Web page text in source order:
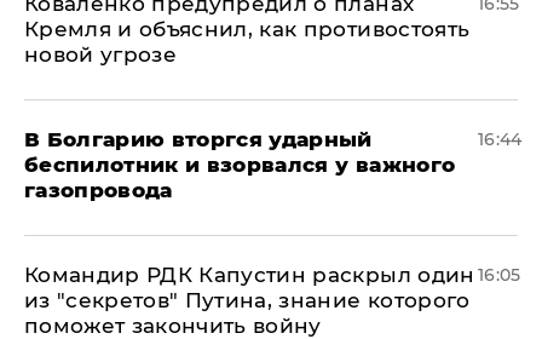
Кремля и объяснил, как противостоять
новой угрозе
В Болгарию вторгся ударный
беспилотник и взорвался у важного
газопровода
16:44
Командир РДК Капустин раскрыл один
из "секретов" Путина, знание которого
поможет закончить войну
16:05